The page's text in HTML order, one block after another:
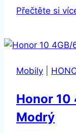
Přečtěte si
Mobily
Honor 10
Modrý